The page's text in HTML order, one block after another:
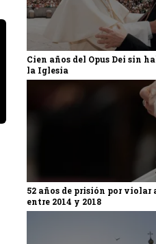
Cien años del Opus Dei sin
la Iglesia
52 años de prisión por violar
entre 2014 y 2018